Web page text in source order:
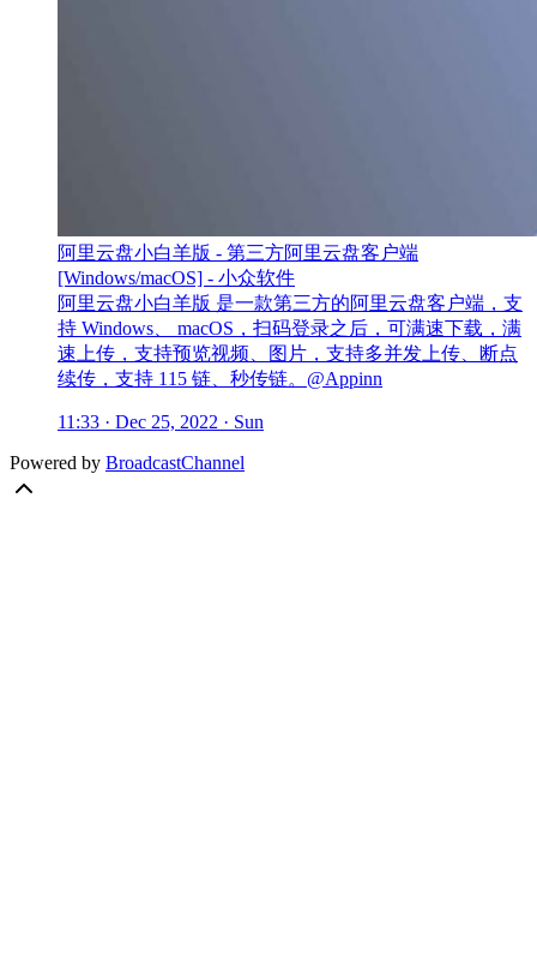
阿里云盘小白羊版 - 第三方阿里云盘客户端
[Windows/macOS] - 小众软件
阿里云盘小白羊版 是一款第三方的阿里云盘客户端，支
持 Windows、 macOS，扫码登录之后，可满速下载，满
速上传，支持预览视频、图片，支持多并发上传、断点
续传，支持 115 链、秒传链。@Appinn
11:33 · Dec 25, 2022 · Sun
Powered by BroadcastChannel